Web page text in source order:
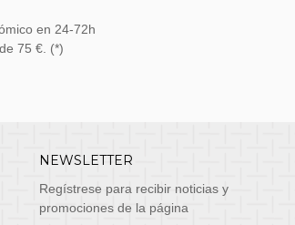
en 24-72h
75 €. (*)
NEWSLETTER
Regístrese para recibir noticias y
promociones de la página